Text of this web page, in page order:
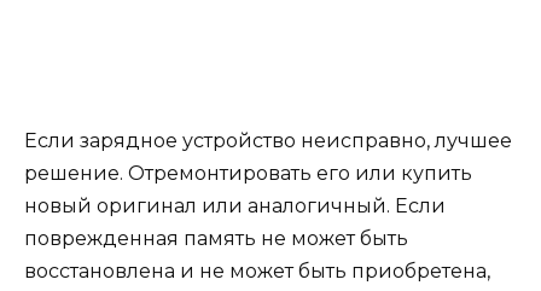
Если зарядное устройство неисправно, лучшее
решение. Отремонтировать его или купить
новый оригинал или аналогичный. Если
поврежденная память не может быть
восстановлена ​​и не может быть приобретена,